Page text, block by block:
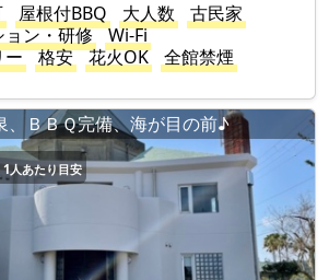
屋根付BBQ 大人数
古民家
ン・研修
Wi-Fi
ー
格安 花火OK
全館禁煙
、ＢＢＱ完備、海が目の前♪
1人あたり目安